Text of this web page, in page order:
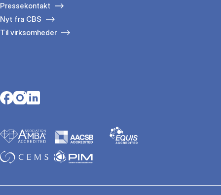
Pressekontakt
Nyt fra CBS
Til virksomheder
Opens in a new tab
Opens in a new tab
Opens in a new tab